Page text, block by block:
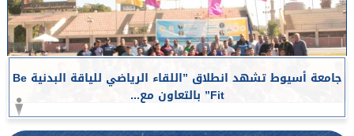
جامعة أسيوط تشهد انطلاق ”اللقاء الرياضي للياقة البدنية Be
Fit” بالتعاون مع...